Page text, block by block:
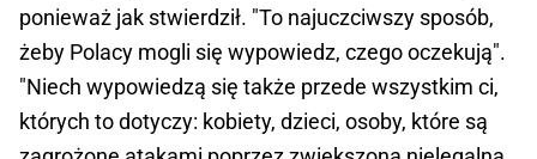
ponieważ jak stwierdził. "To najuczciwszy sposób,
żeby Polacy mogli się wypowiedz, czego oczekują".
"Niech wypowiedzą się także przede wszystkim ci,
których to dotyczy: kobiety, dzieci, osoby, które są